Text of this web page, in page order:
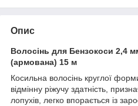
Опис
Волосінь для Бензокоси 2,4
(армована) 15 м
Косильна волосінь круглої
відмінну ріжучу здатність,
лопухів, легко впорається із